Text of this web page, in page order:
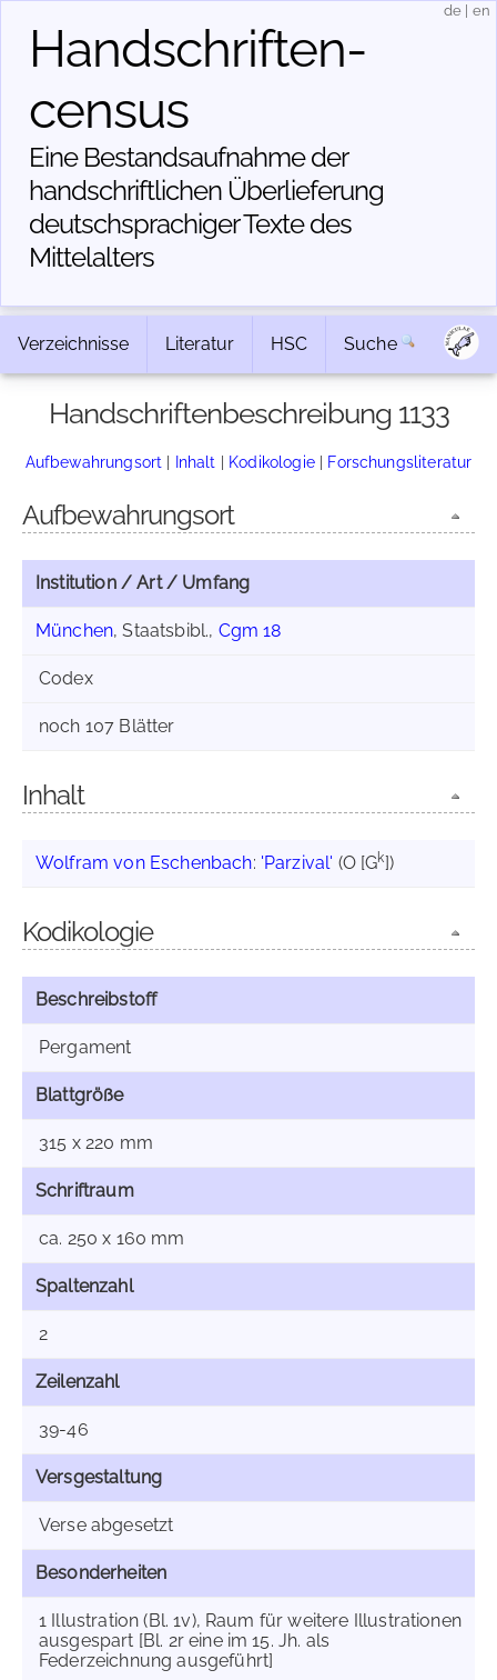
Handschriften­
census
Eine Bestandsaufnahme der
handschriftlichen Über­lieferung
deutschsprachiger Texte des
Mittelalters
de en
Verzeichnisse Literatur HSC Suche
Handschriftenbeschreibung 1133
Aufbewahrungsort | Inhalt | Kodikologie| Forschungsliteratur
Aufbewahrungsort
Institution / Art / Umfang
München, Staatsbibl., Cgm 18
Codex
noch 107 Blätter
Inhalt
Wolfram von Eschenbach: 'Parzival' (O [Gk])
Kodikologie
Beschreibstoff
Pergament
Blattgröße
315 x 220 mm
Schriftraum
ca. 250 x 160 mm
Spaltenzahl
2
Zeilenzahl
39-46
Versgestaltung
Verse abgesetzt
Besonderheiten
1 Illustration (Bl. 1v), Raum für weitere Illustrationen
ausgespart [Bl. 2r eine im 15. Jh. als
Federzeichnung ausgeführt]